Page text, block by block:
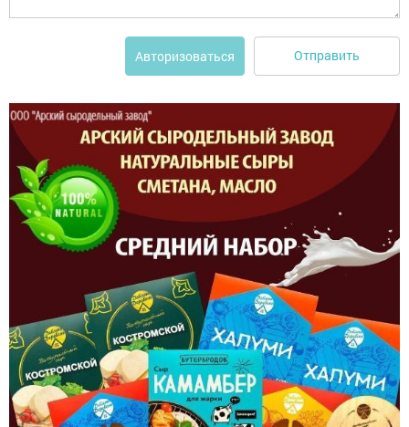
Авторизоваться Отправить